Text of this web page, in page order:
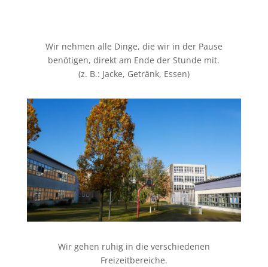
Wir nehmen alle Dinge, die wir in der Pause
benötigen, direkt am Ende der Stunde mit.
(z. B.: Jacke, Getränk, Essen)
Wir gehen ruhig in die verschiedenen
Freizeitbereiche.